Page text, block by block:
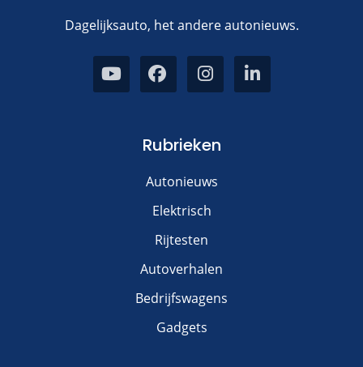
Dagelijksauto, het andere autonieuws.
Rubrieken
Autonieuws
Elektrisch
Rijtesten
Autoverhalen
Bedrijfswagens
Gadgets